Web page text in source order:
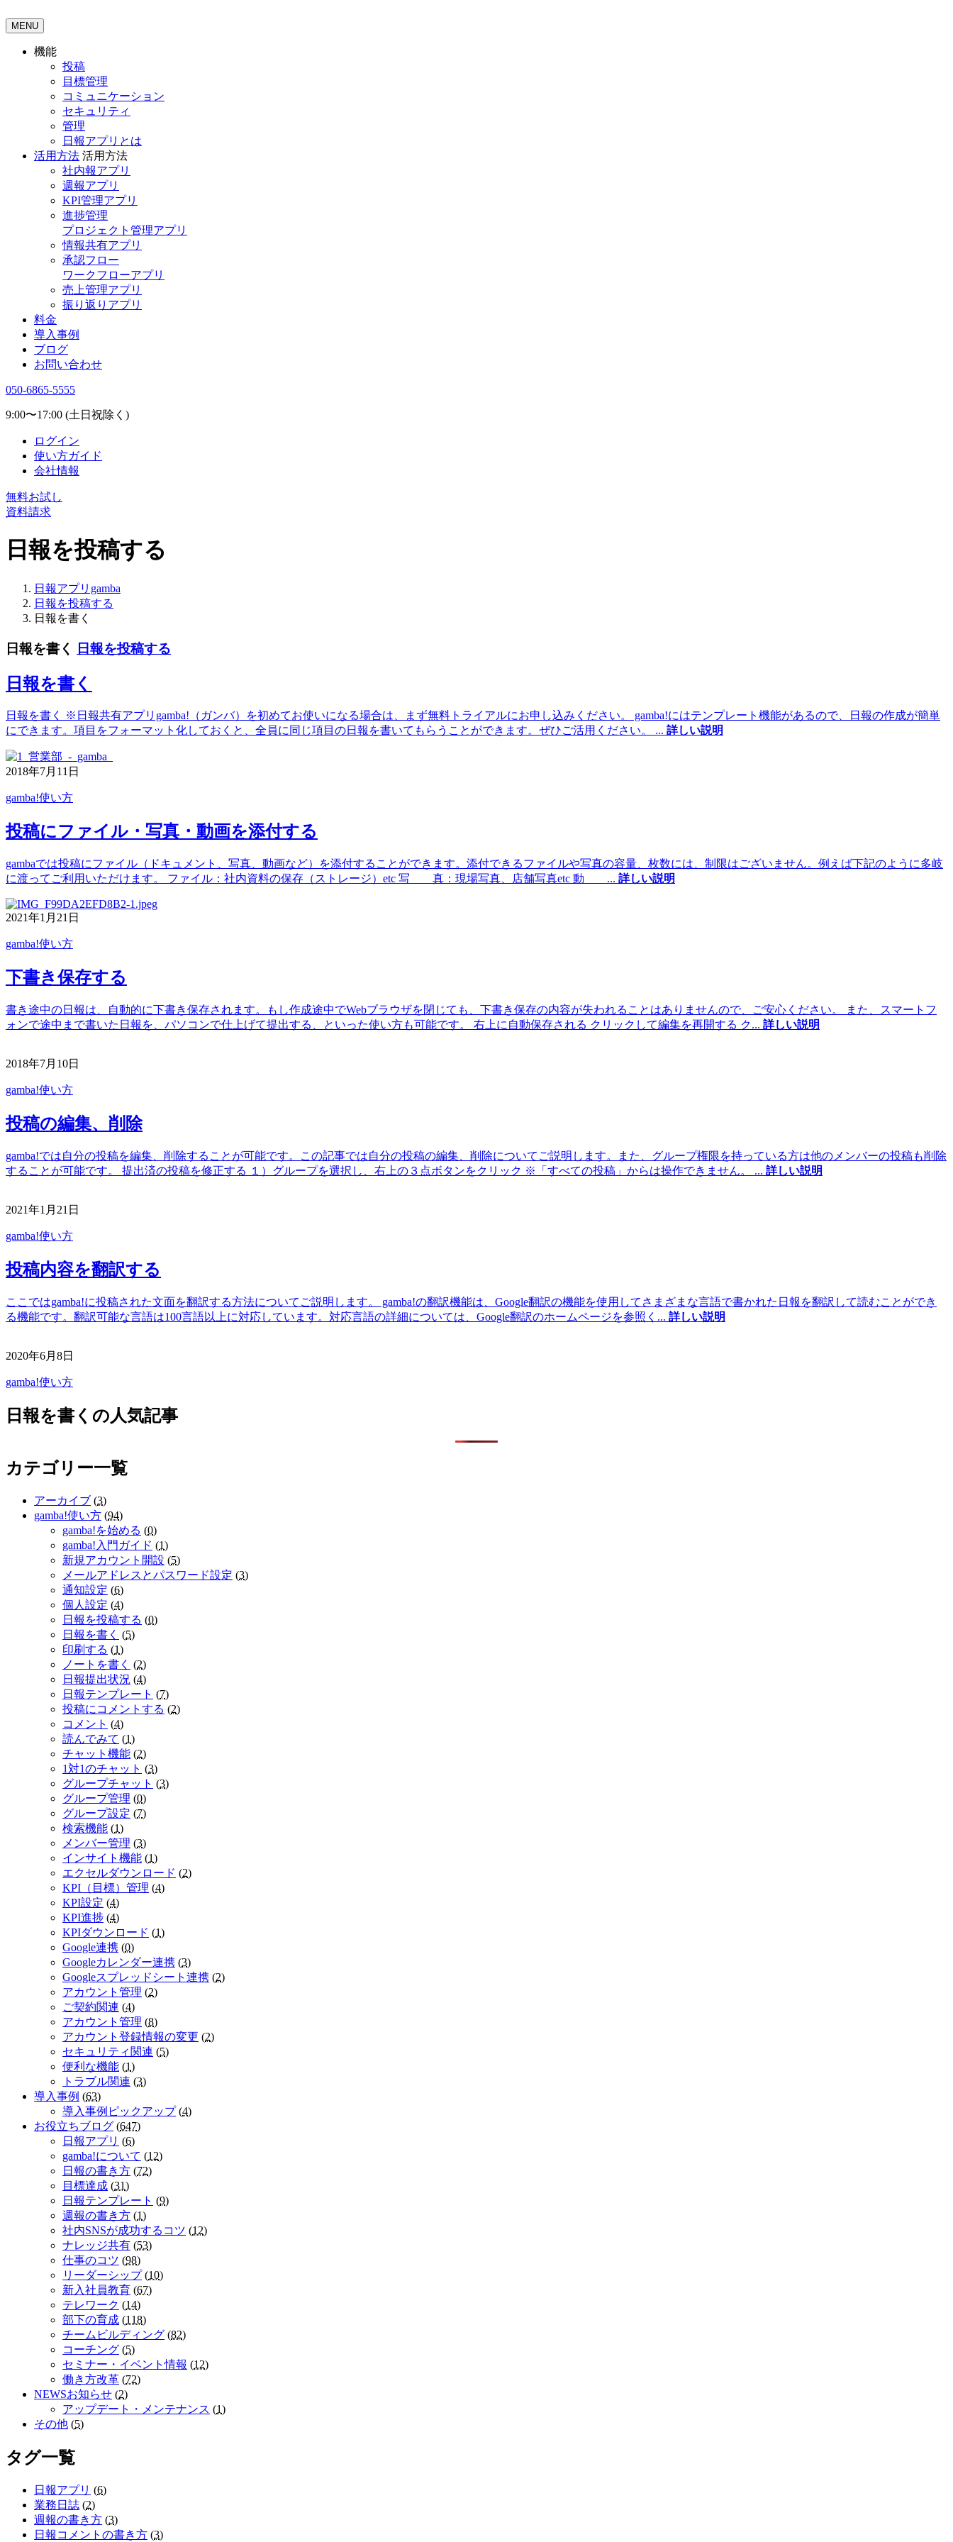
MENU
機能
投稿
目標管理
コミュニケーション
セキュリティ
管理
日報アプリとは
活用方法 活用方法
社内報アプリ
週報アプリ
KPI管理アプリ
進捗管理
プロジェクト管理アプリ
情報共有アプリ
承認フロー
ワークフローアプリ
売上管理アプリ
振り返りアプリ
料金
導入事例
ブログ
お問い合わせ
050-6865-5555
9:00〜17:00 (土日祝除く)
ログイン
使い方ガイド
会社情報
無料お試し
資料請求
日報を投稿する
日報アプリgamba
日報を投稿する
日報を書く
日報を書く 日報を投稿する
日報を書く
日報を書く ※日報共有アプリgamba!（ガンバ）を初めてお使いになる場合は、まず無料トライアルにお申し込みください。 gamba!にはテンプレート機能があるので、日報の作成が簡単
にできます。項目をフォーマット化しておくと、全員に同じ項目の日報を書いてもらうことができます。ぜひご活用ください。 ... 詳しい説明
2018年7月11日
gamba!使い方
投稿にファイル・写真・動画を添付する
gambaでは投稿にファイル（ドキュメント、写真、動画など）を添付することができます。添付できるファイルや写真の容量、枚数には、制限はございません。例えば下記のように多岐
に渡ってご利用いただけます。 ファイル：社内資料の保存（ストレージ）etc 写 真：現場写真、店舗写真etc 動 ... 詳しい説明
2021年1月21日
gamba!使い方
下書き保存する
書き途中の日報は、自動的に下書き保存されます。もし作成途中でWebブラウザを閉じても、下書き保存の内容が失われることはありませんので、ご安心ください。 また、スマートフ
ォンで途中まで書いた日報を、パソコンで仕上げて提出する、といった使い方も可能です。 右上に自動保存される クリックして編集を再開する ク... 詳しい説明
2018年7月10日
gamba!使い方
投稿の編集、削除
gamba!では自分の投稿を編集、削除することが可能です。この記事では自分の投稿の編集、削除についてご説明します。また、グループ権限を持っている方は他のメンバーの投稿も削除
することが可能です。 提出済の投稿を修正する １）グループを選択し、右上の３点ボタンをクリック ※「すべての投稿」からは操作できません。 ... 詳しい説明
2021年1月21日
gamba!使い方
投稿内容を翻訳する
ここではgamba!に投稿された文面を翻訳する方法についてご説明します。 gamba!の翻訳機能は、Google翻訳の機能を使用してさまざまな言語で書かれた日報を翻訳して読むことができ
る機能です。翻訳可能な言語は100言語以上に対応しています。対応言語の詳細については、Google翻訳のホームページを参照く ... 詳しい説明
2020年6月8日
gamba!使い方
日報を書くの人気記事
カテゴリー一覧
アーカイブ (3)
gamba!使い方 (94)
gamba!を始める (0)
gamba!入門ガイド (1)
新規アカウント開設 (5)
メールアドレスとパスワード設定 (3)
通知設定 (6)
個人設定 (4)
日報を投稿する (0)
日報を書く (5)
印刷する (1)
ノートを書く (2)
日報提出状況 (4)
日報テンプレート (7)
投稿にコメントする (2)
コメント (4)
読んでみて (1)
チャット機能 (2)
1対1のチャット (3)
グループチャット (3)
グループ管理 (0)
グループ設定 (7)
検索機能 (1)
メンバー管理 (3)
インサイト機能 (1)
エクセルダウンロード (2)
KPI（目標）管理 (4)
KPI設定 (4)
KPI進捗 (4)
KPIダウンロード (1)
Google連携 (0)
Googleカレンダー連携 (3)
Googleスプレッドシート連携 (2)
アカウント管理 (2)
ご契約関連 (4)
アカウント管理 (8)
アカウント登録情報の変更 (2)
セキュリティ関連 (5)
便利な機能 (1)
トラブル関連 (3)
導入事例 (63)
導入事例ピックアップ(4)
お役立ちブログ (647)
日報アプリ (6)
gamba!について (12)
日報の書き方 (72)
目標達成 (31)
日報テンプレート (9)
週報の書き方 (1)
社内SNSが成功するコツ (12)
ナレッジ共有 (53)
仕事のコツ (98)
リーダーシップ(10)
新入社員教育 (67)
テレワーク (14)
部下の育成 (118)
チームビルディング (82)
コーチング (5)
セミナー・イベント情報 (12)
働き方改革 (72)
NEWSお知らせ (2)
アップデート・メンテナンス (1)
その他 (5)
タグ一覧
日報アプリ (6)
業務日誌 (2)
週報の書き方 (3)
日報コメントの書き方 (3)